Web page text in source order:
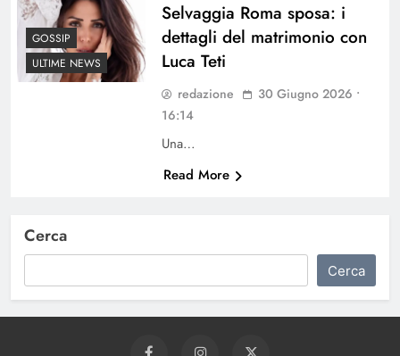
GOSSIP
ULTIME NEWS
Selvaggia Roma sposa: i
dettagli del matrimonio con
Luca Teti
redazione
30 Giugno 2026 •
16:14
Una…
Read More
Cerca
Cerca